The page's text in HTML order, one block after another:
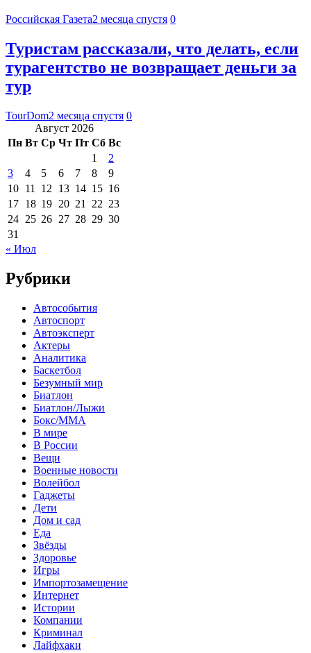
Российская Газета2 месяца спустя 0
Туристам рассказали, что делать, если
турагентство не возвращает деньги за
тур
TourDom2 месяца спустя 0
Август 2026
Пн Вт Ср Чт Пт Сб Вс
1
2
3
4 5 6 7 8
9
10 11 12 13 14 15 16
17 18 19 20 21 22 23
24 25 26 27 28 29 30
31
« Июл
Рубрики
Автособытия
Автоспорт
Автоэксперт
Актеры
Аналитика
Баскетбол
Безумный мир
Биатлон
Биатлон/Лыжи
Бокс/MMA
В мире
В России
Вещи
Военные новости
Волейбол
Гаджеты
Дети
Дом и сад
Еда
Звёзды
Здоровье
Игры
Импортозамещение
Интернет
Истории
Компании
Криминал
Лайфхаки